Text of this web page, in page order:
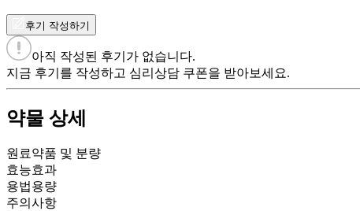
후기 작성하기
아직 작성된 후기가 없습니다.
지금 후기를 작성하고 심리상담 쿠폰을 받아보세요.
약물 상세
원료약품 및 분량
효능효과
용법용량
주의사항